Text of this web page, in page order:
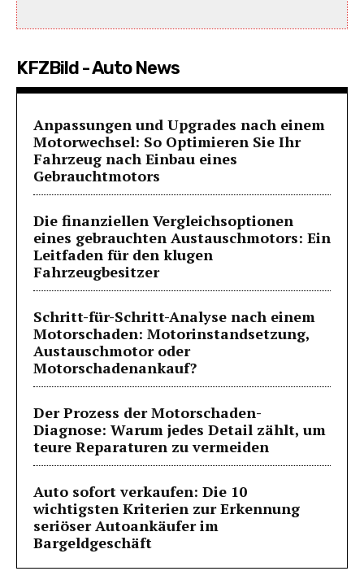
KFZBild - Auto News
Anpassungen und Upgrades nach einem
Motorwechsel: So Optimieren Sie Ihr
Fahrzeug nach Einbau eines
Gebrauchtmotors
Die finanziellen Vergleichsoptionen
eines gebrauchten Austauschmotors: Ein
Leitfaden für den klugen
Fahrzeugbesitzer
Schritt-für-Schritt-Analyse nach einem
Motorschaden: Motorinstandsetzung,
Austauschmotor oder
Motorschadenankauf?
Der Prozess der Motorschaden-
Diagnose: Warum jedes Detail zählt, um
teure Reparaturen zu vermeiden
Auto sofort verkaufen: Die 10
wichtigsten Kriterien zur Erkennung
seriöser Autoankäufer im
Bargeldgeschäft